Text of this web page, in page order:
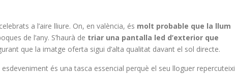
a l’aire lliure. On, en valència, és molt probable que la llum
de l’any. S’haurà de triar una pantalla led d’exterior que
que la imatge oferta sigui d’alta qualitat davant el sol directe.
és una tasca essencial perquè el seu lloguer repercuteixi